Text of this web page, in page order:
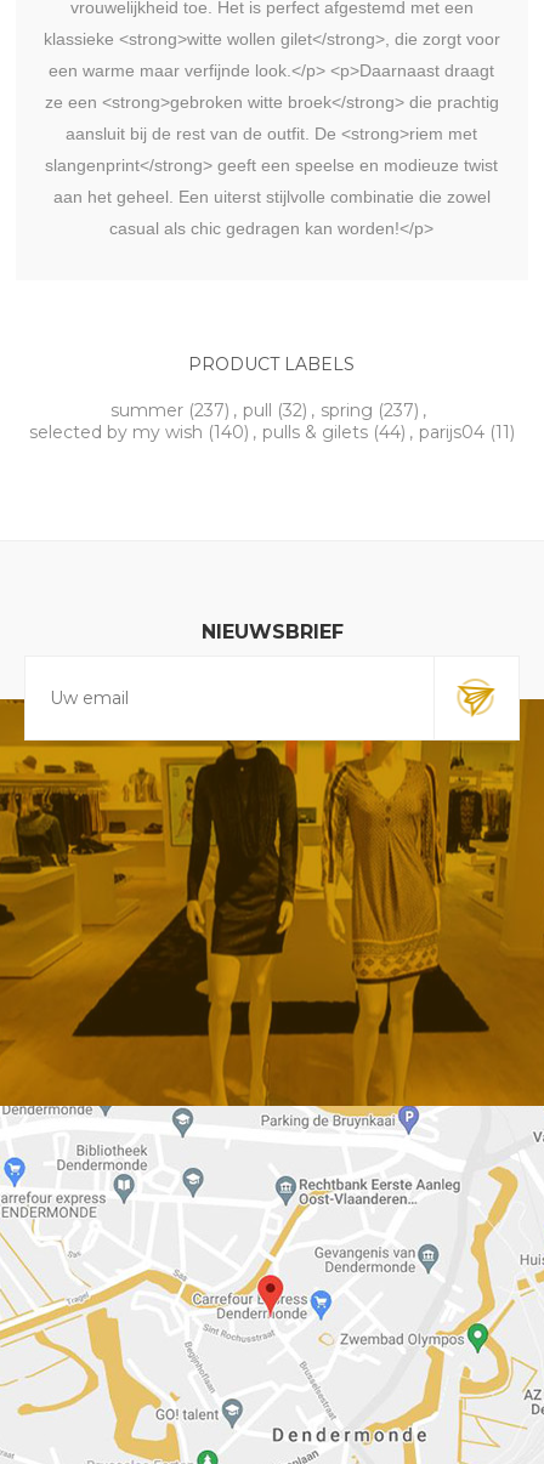
vrouwelijkheid toe. Het is perfect afgestemd met een
klassieke <strong>witte wollen gilet</strong>, die zorgt voor
een warme maar verfijnde look.</p> <p>Daarnaast draagt
ze een <strong>gebroken witte broek</strong> die prachtig
aansluit bij de rest van de outfit. De <strong>riem met
slangenprint</strong> geeft een speelse en modieuze twist
aan het geheel. Een uiterst stijlvolle combinatie die zowel
casual als chic gedragen kan worden!</p>
PRODUCT LABELS
summer (237) , pull (32) , spring (237) ,
selected by my wish (140) , pulls & gilets (44) , parijs04 (11)
NIEUWSBRIEF